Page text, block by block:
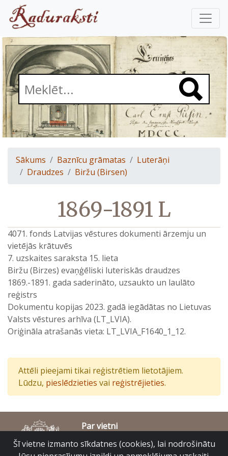
Sākums Baznīcu grāmatas
Luterāņi
Draudzes
Biržu (Birsen)
1869-1891 L
4071. fonds Latvijas vēstures dokumenti ārzemju un
vietējās krātuvēs
7. uzskaites saraksta 15. lieta
Biržu (Birzes) evaņģēliski luteriskās draudzes
1869.-1891. gada saderināto, uzsaukto un laulāto
reģistrs
Dokumentu kopijas 2023. gadā iegādātas no Lietuvas
Valsts vēstures arhīva (LT_LVIA).
Oriģināla atrašanās vieta: LT_LVIA_F1640_1_12.
Attēli pieejami tikai reģistrētiem lietotājiem.
Lūdzu, pieslēdzieties vai reģistrējieties.
Par vietni
Piekļūstamības paziņojums
© Latvijas Valsts vēstures arhīvs 2007-2026
Šī vietne izmanto sīkdatnes (cookies), lai nodrošinātu